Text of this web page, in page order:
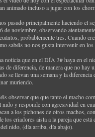
animado incluso a jugar con los
pasado principalmente haciendo el
de noviembre, observando
probablemente tres. Cuando
sabéis no nos gusta intervenir en
noticia que en el DÍA 3# haya en el
de diferencia, de manera que no hay
se llevan una semana y la
muriendo.
observar que que tanto el macho
nido y responde con agresividad en
a los pichones de otros machos,
los criadores aisla a la pareja que
nido, (día arriba, día abajo).